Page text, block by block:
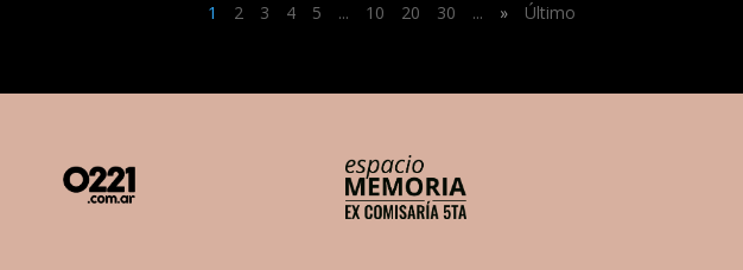
1 2 3 4 5 ... 10 20 30 ... » Último